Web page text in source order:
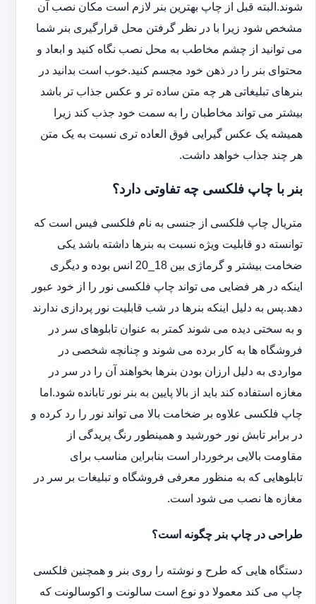
شوند.البته قبل از چاپ بهترین بنر لازم است مکان نصب آن
مشخص شود زیرا با در نظر گرفتن محل قرارگیری بنر شما
می توانید از چشم مخاطب به محل نصب نگاه کنید و ابعاد و
محتوای بنر را در ذهن خود مجسم کنید.خوب است بدانید در
بنرهای تبلیغاتی هر چه متن ساده تر و عکس جذاب تر باشد
بیشتر می تواند مخاطبان را به سمت خود جذب کند زیرا
همیشه یک عکس گیرایی فوق العاده تری نسبت به یک متن
هر چند جذاب خواهد داشت.
بنر با چاپ فلکسی چه تفاوتی دارد؟
متریال چاپ فلکسی از جنسی به نام فلکسی فیس است که
توانسته دو قابلیت ویژه نسبت به بنرها داشته باشد یکی
ضخامت بیشتر و گرماژی بین 18_20 انس بوده و دیگری
اینکه در هر فضایی می تواند چاپ فلکسی نور را از خود عبور
دهد.پس به دلیل اینکه بنرها در شب قابلیت نور پردازی ندارند
و به سختی دیده می شوند کمتر به عنوان تابلوهای سر در
فروشگاه ها به کار برده می شوند و چنانچه شخصی در
مواردی به دلیل ارزان بودن بنرها بخواهند آن را در سر در
مغازه استفاده کند باید از بالا پایین به بنر نور تابانده شود.اما
چاپ فلکسی علاوه بر ضخامت بالا می تواند نور را رد کرده و
در برابر تابش نور خورشید و همینطور رنگ پریدگی از
مقاومت بالایی برخوردار است بنابراین مناسب برای
تابلوهایی که به منظور معرفی فروشگاه و تبلیغات بر سر در
مغازه ها نصب می شود است.
طراحی در چاپ بنر چگونه است؟
دستگاه هایی که طرح و نوشته را روی بنر و همچنین فلکسی
چاپ می کند معمولا دو نوع است سالونت و اکوسالونت که